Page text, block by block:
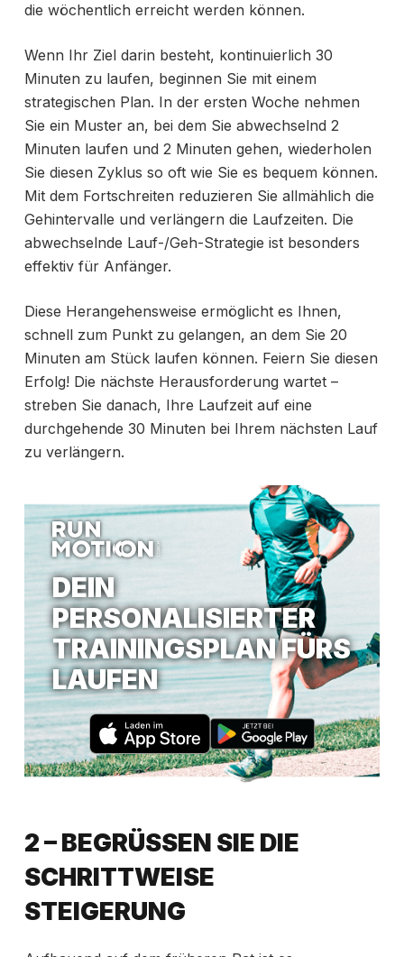
die wöchentlich erreicht werden können.
Wenn Ihr Ziel darin besteht, kontinuierlich 30
Minuten zu laufen, beginnen Sie mit einem
strategischen Plan. In der ersten Woche nehmen
Sie ein Muster an, bei dem Sie abwechselnd 2
Minuten laufen und 2 Minuten gehen, wiederholen
Sie diesen Zyklus so oft wie Sie es bequem können.
Mit dem Fortschreiten reduzieren Sie allmählich die
Gehintervalle und verlängern die Laufzeiten. Die
abwechselnde Lauf-/Geh-Strategie ist besonders
effektiv für Anfänger.
Diese Herangehensweise ermöglicht es Ihnen,
schnell zum Punkt zu gelangen, an dem Sie 20
Minuten am Stück laufen können. Feiern Sie diesen
Erfolg! Die nächste Herausforderung wartet –
streben Sie danach, Ihre Laufzeit auf eine
durchgehende 30 Minuten bei Ihrem nächsten Lauf
zu verlängern.
DEIN
PERSONALISIERTER
TRAININGSPLAN FÜRS
LAUFEN
2 – BEGRÜSSEN SIE DIE S
CHRITTWEISE S
TEIGERUNG